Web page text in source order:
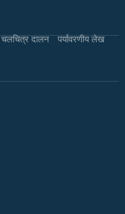
चलचित्र दालन पर्यावरणीय लेख